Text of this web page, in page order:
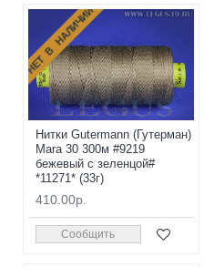
НЕТ В НАЛИЧИИ
Нитки Gutermann (Гутерман)
Mara 30 300м #9219
бежевый с зеленцой#
*11271* (33г)
410.00р.
Сообщить